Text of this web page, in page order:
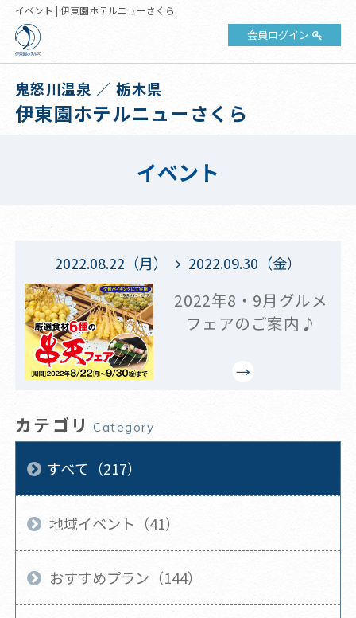
イベント | 伊東園ホテルニューさくら
会員ログイン
鬼怒川温泉 ／ 栃木県
伊東園ホテルニューさくら
イベント
2022.08.22（月） 2022.09.30（金）
2022年8・9月グルメ
フェアのご案内♪
カテゴリ Category
すべて（217）
地域イベント（41）
おすすめプラン（144）